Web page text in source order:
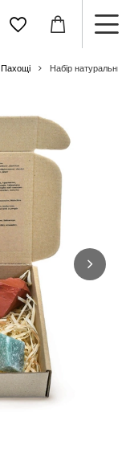
Пахощі Набір натуральних